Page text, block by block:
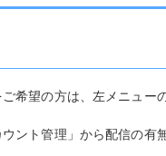
希望の方は、左メニュー
ント管理」から配信の有